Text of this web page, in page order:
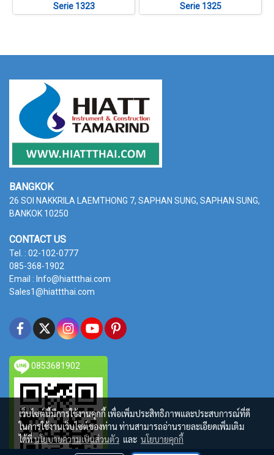
Serie 1323 Serie 1325
BANGKOK
26 SOI NAKKRILA LAEMTHONG 7, SAPHAN SUNG, SAPHAN SUNG,
BANKOK 10250
CONTACT US
Tel. : 02-102-0777
085-368-1902
Email : Info@hiattthai.com
Sales1@hiattthai.com
0853681902
เว็บไซต์นี้มีการใช้งานคุกกี้ เพื่อเพิ่มประสิทธิภาพและประสบการณ์ที่ดี
ในการใช้งานเว็บไซต์ของท่าน ท่านสามารถอ่านรายละเอียดเพิ่มเติม
ได้ที่นโยบายความเป็นส่วนตัว และ นโยบายคุกกี้